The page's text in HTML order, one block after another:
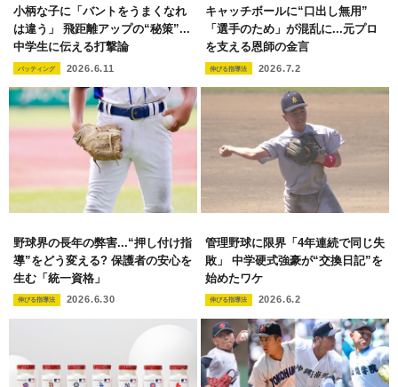
小柄な子に「バントをうまくなれ
は違う」 飛距離アップの“秘策”...
中学生に伝える打撃論
バッティング 2026.6.11
キャッチボールに“口出し無用”
「選手のため」が混乱に...元プロ
を支える恩師の金言
伸びる指導法 2026.7.2
野球界の長年の弊害...“押し付け指
導”をどう変える? 保護者の安心を
生む「統一資格」
伸びる指導法 2026.6.30
管理野球に限界「4年連続で同じ失
敗」 中学硬式強豪が“交換日記”を
始めたワケ
伸びる指導法 2026.6.2